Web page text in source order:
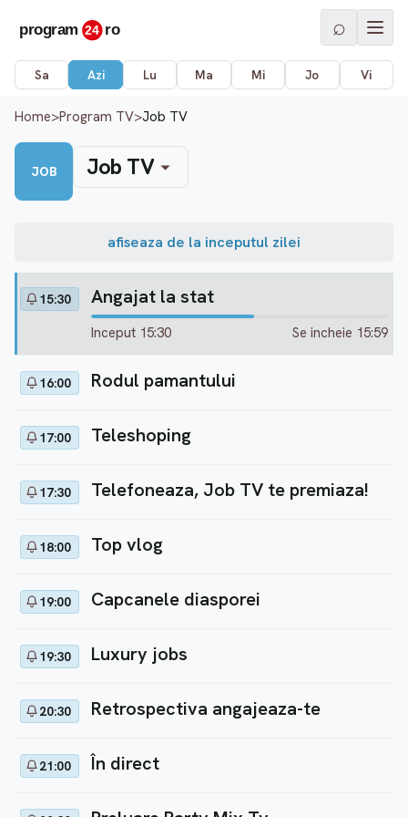
⌕
Sa Azi Lu Ma Mi Jo Vi
Home>Program TV>Job TV
JOB Job TV
afiseaza de la inceputul zilei
15:30 Angajat la stat
Inceput 15:30 Se incheie 15:59
16:00 Rodul pamantului
17:00 Teleshoping
17:30 Telefoneaza, Job TV te premiaza!
18:00 Top vlog
19:00 Capcanele diasporei
19:30 Luxury jobs
20:30 Retrospectiva angajeaza-te
21:00 În direct